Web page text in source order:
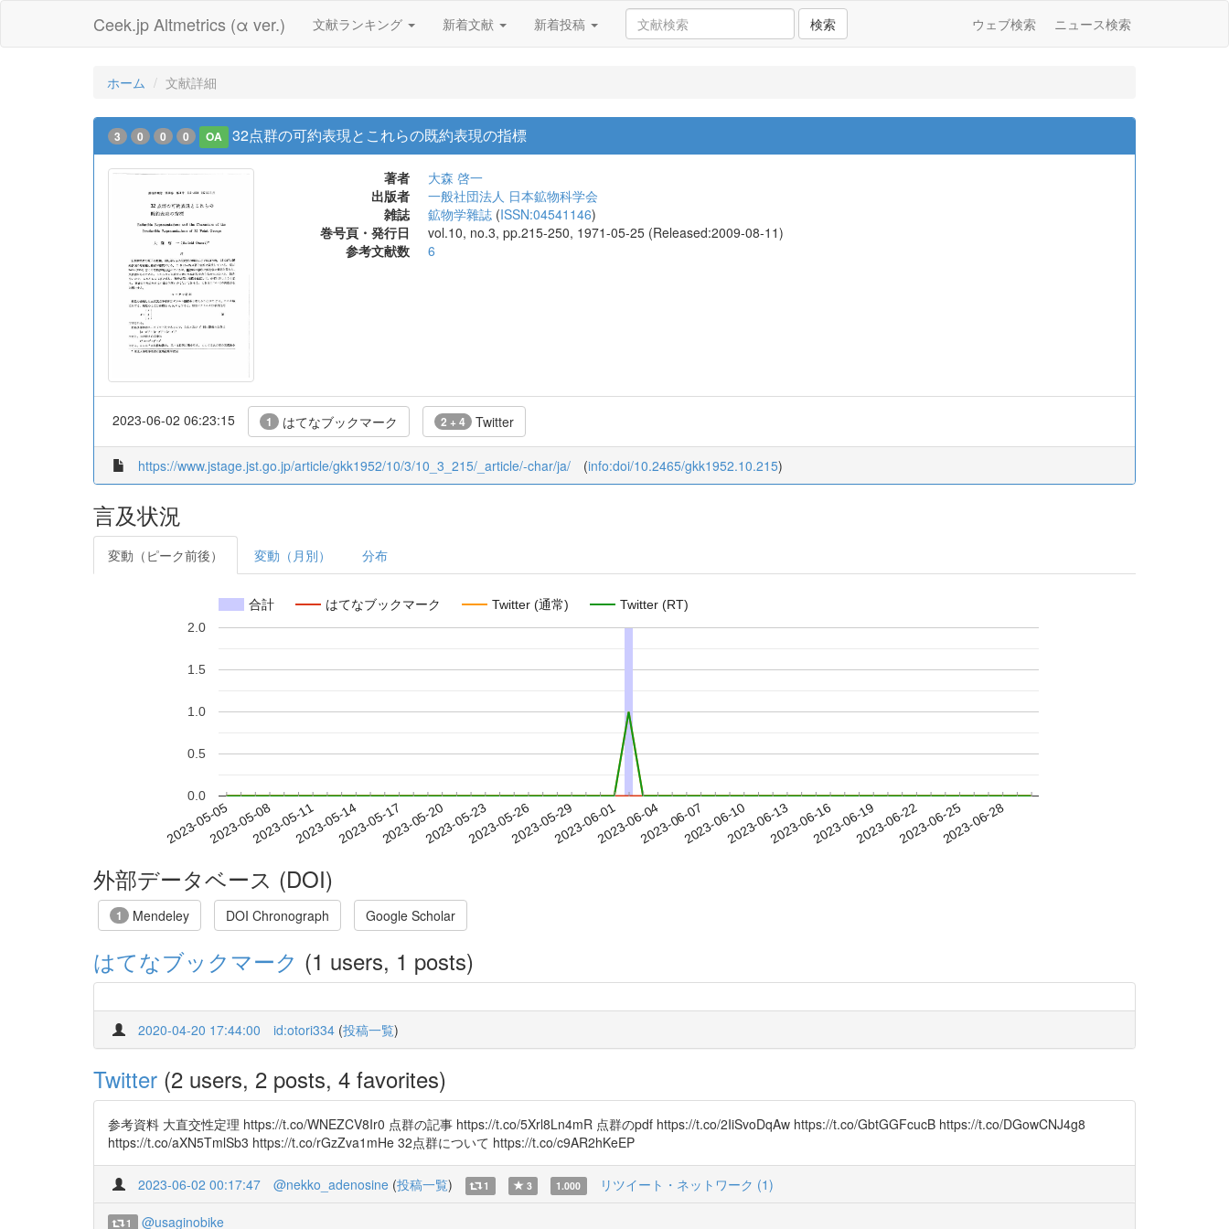
Ceek.jp Altmetrics (α ver.) 文献ランキング 新着文献 新着投稿 検索 ウェブ検索 ニュース検索
ホーム 文献詳細
3 0 0 0 OA 32点群の可約表現とこれらの既約表現の指標
著者
大森 啓一
出版者
一般社団法人 日本鉱物科学会
雑誌
鉱物学雜誌 (ISSN:04541146)
巻号頁・発行日
vol.10, no.3, pp.215-250, 1971-05-25 (Released:2009-08-11)
参考文献数
6
2023-06-02 06:23:15 1 はてなブックマーク 2 + 4 Twitter
https://www.jstage.jst.go.jp/article/gkk1952/10/3/10_3_215/_article/-char/ja/ (info:doi/10.2465/gkk1952.10.215)
言及状況
変動（ピーク前後） 変動（月別） 分布
合計 はてなブックマーク Twitter (通常) Twitter (RT)
2023-05-052023-05-082023-05-112023-05-142023-05-172023-05-202023-05-232023-05-262023-05-292023-06-012023-06-042023-06-072023-06-102023-06-132023-06-162023-06-192023-06-222023-06-252023-06-28
0.0
0.5
1.0
1.5
2.0
外部データベース (DOI)
1 Mendeley DOI Chronograph Google Scholar
はてなブックマーク (1 users, 1 posts)
2020-04-20 17:44:00 id:otori334 (投稿一覧)
Twitter (2 users, 2 posts, 4 favorites)
参考資料 大直交性定理 https://t.co/WNEZCV8Ir0 点群の記事 https://t.co/5Xrl8Ln4mR 点群のpdf https://t.co/2IiSvoDqAw https://t.co/GbtGGFcucB https://t.co/DGowCNJ4g8
https://t.co/aXN5TmlSb3 https://t.co/rGzZva1mHe 32点群について https://t.co/c9AR2hKeEP
2023-06-02 00:17:47 @nekko_adenosine (投稿一覧) 1 3 1.000 リツイート・ネットワーク (1)
1 @usaginobike